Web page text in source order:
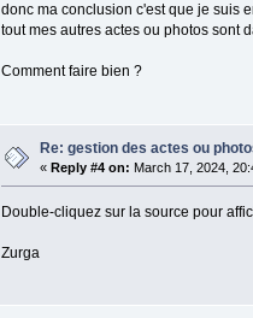
donc ma conclusion c'est que je suis
tout mes autres actes ou photos sont
Comment faire bien ?
Re: gestion des actes ou
« Reply #4 on: March 17, 2024,
Double-cliquez sur la source pour
Zurga